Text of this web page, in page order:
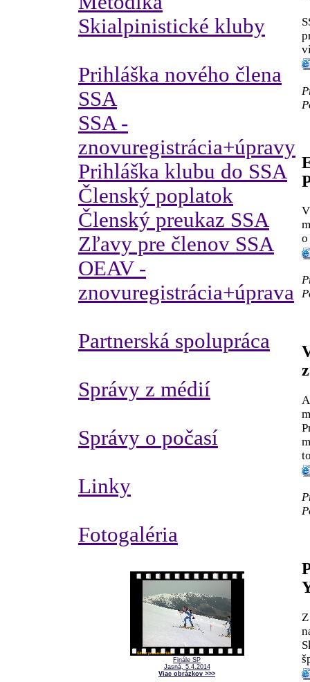
Skialpinistické kluby
Prihláška nového člena
SSA
SSA -
znovuregistrácia+úpravy
Prihláška klubu do SSA
Členský poplatok
Členský preukaz SSA
Zľavy pre členov SSA
OEAV -
znovuregistrácia+úprava
Partnerská spolupráca
Správy z médií
Správy o počasí
Linky
Fotogaléria
Finále SP
Jasná, 5.4.2014
Viac obrázkov >>>
o